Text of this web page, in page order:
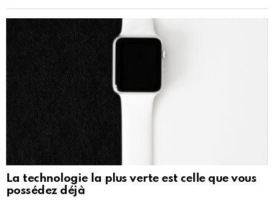
La technologie la plus verte est celle que vous
possédez déjà